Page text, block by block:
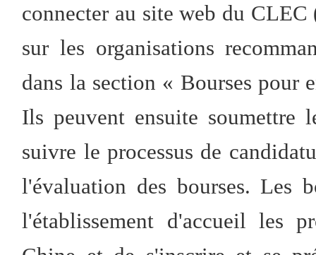
connecter au site web du
sur les organisations
dans la section « Bourses pour
Ils peuvent ensuite soumettre
suivre le processus de
l'évaluation des bourses. Les
l'établissement d'accueil les